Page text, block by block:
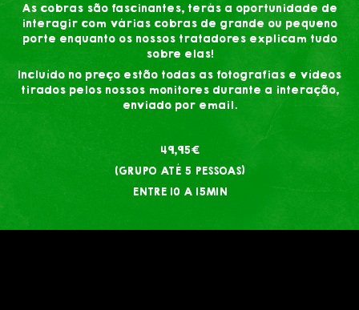
As cobras são fascinantes, terás a oportunidade de
interagir com várias cobras de grande ou pequeno
porte enquanto os nossos tratadores explicam tudo
sobre elas!
Incluído no preço estão todas as fotografias e vídeos
tirados pelos nossos monitores durante a interação,
enviado por email.
49,95€
(GRUPO ATÉ 5 PESSOAS)
ENTRE 10 A 15MIN